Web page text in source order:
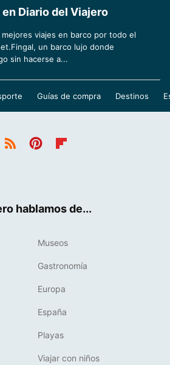
Diario del Viajero
viajes en barco por todo el
un barco lujo donde
sin hacerse a...
Guías de compra Destinos
hablamos de...
Museos
Gastronomía
Europa
España
Playas
Viajar con niños